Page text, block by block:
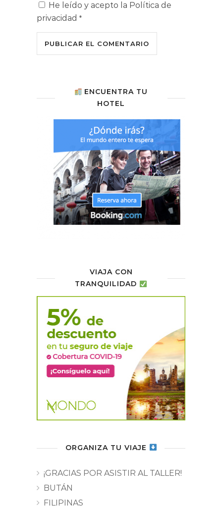
He leído y acepto la Política de
privacidad *
ENCUENTRA TU
HOTEL
VIAJA CON
TRANQUILIDAD
ORGANIZA TU VIAJE
¡GRACIAS POR ASISTIR AL TALLER!
BUTÁN
FILIPINAS